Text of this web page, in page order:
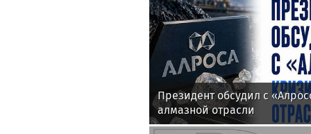
Президент обсудил с
алмазной отрасли